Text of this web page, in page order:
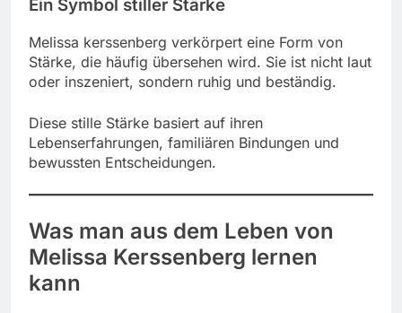
Ein Symbol stiller Stärke
Melissa kerssenberg verkörpert eine Form von
Stärke, die häufig übersehen wird. Sie ist nicht laut
oder inszeniert, sondern ruhig und beständig.
Diese stille Stärke basiert auf ihren
Lebenserfahrungen, familiären Bindungen und
bewussten Entscheidungen.
Was man aus dem Leben von
Melissa Kerssenberg lernen
kann